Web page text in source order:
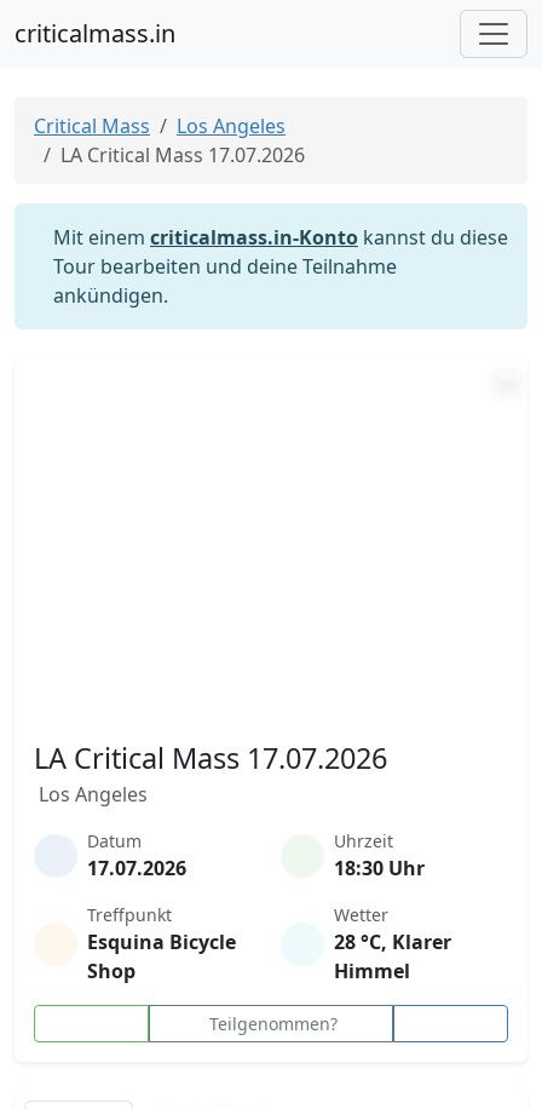
criticalmass.in
Critical Mass
Los Angeles
LA Critical Mass 17.07.2026
Mit einem criticalmass.in-Konto kannst du diese
Tour bearbeiten und deine Teilnahme
ankündigen.
LA Critical Mass 17.07.2026
Los Angeles
Datum
17.07.2026
Uhrzeit
18:30 Uhr
Treffpunkt
Esquina Bicycle
Shop
Wetter
28 °C, Klarer
Himmel
Teilgenommen?